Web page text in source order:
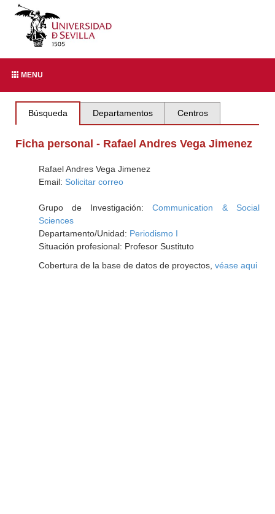
MENU
Búsqueda Departamentos Centros
Ficha personal - Rafael Andres Vega Jimenez
Rafael Andres Vega Jimenez
Email: Solicitar correo
Grupo de Investigación:Communication & Social
Sciences
Departamento/Unidad: Periodismo I
Situación profesional: Profesor Sustituto
Cobertura de la base de datos de proyectos, véase aqui